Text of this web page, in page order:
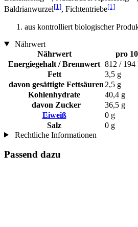
Baldrianwurzel[1], Fichtentriebe[1]
aus kontrolliert biologischer
Nährwert
Nährwert
pro
Energiegehalt / Brennwert 812 / 194
Fett
3,5 g
davon gesättigte Fettsäuren 2,5 g
Kohlenhydrate
40,4 g
davon Zucker
36,5 g
Eiweiß
0 g
Salz
0 g
Rechtliche Informationen
Passend dazu